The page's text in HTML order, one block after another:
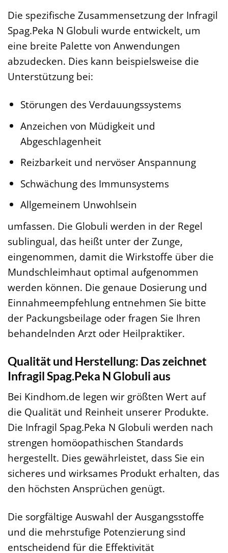
Die spezifische Zusammensetzung der Infragil
Spag.Peka N Globuli wurde entwickelt, um
eine breite Palette von Anwendungen
abzudecken. Dies kann beispielsweise die
Unterstützung bei:
Störungen des Verdauungssystems
Anzeichen von Müdigkeit und
Abgeschlagenheit
Reizbarkeit und nervöser Anspannung
Schwächung des Immunsystems
Allgemeinem Unwohlsein
umfassen. Die Globuli werden in der Regel
sublingual, das heißt unter der Zunge,
eingenommen, damit die Wirkstoffe über die
Mundschleimhaut optimal aufgenommen
werden können. Die genaue Dosierung und
Einnahmeempfehlung entnehmen Sie bitte
der Packungsbeilage oder fragen Sie Ihren
behandelnden Arzt oder Heilpraktiker.
Qualität und Herstellung: Das zeichnet
Infragil Spag.Peka N Globuli aus
Bei Kindhom.de legen wir größten Wert auf
die Qualität und Reinheit unserer Produkte.
Die Infragil Spag.Peka N Globuli werden nach
strengen homöopathischen Standards
hergestellt. Dies gewährleistet, dass Sie ein
sicheres und wirksames Produkt erhalten, das
den höchsten Ansprüchen genügt.
Die sorgfältige Auswahl der Ausgangsstoffe
und die mehrstufige Potenzierung sind
entscheidend für die Effektivität